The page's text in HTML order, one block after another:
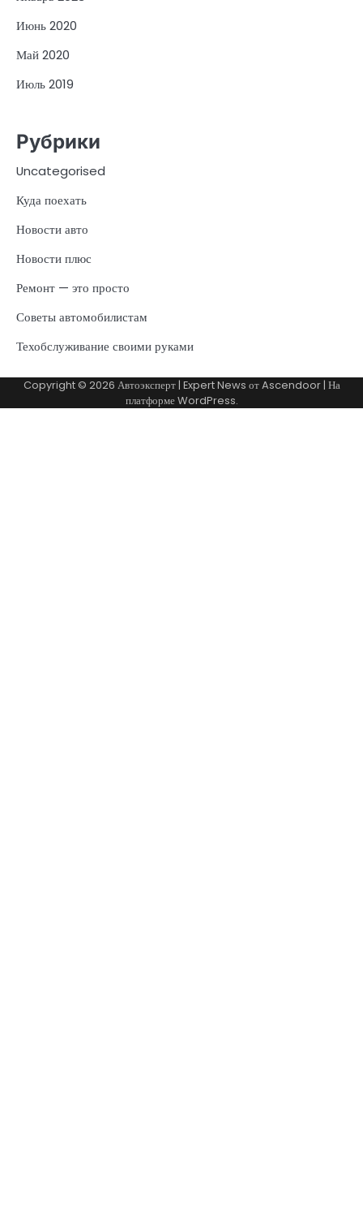
Июнь 2020
Май 2020
Июль 2019
Рубрики
Uncategorised
Куда поехать
Новости авто
Новости плюс
Ремонт — это просто
Советы автомобилистам
Техобслуживание своими руками
Copyright © 2026 Автоэксперт| Expert News отAscendoor| На
платформеWordPress.